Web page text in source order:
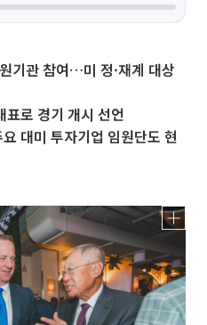
기관 참여…미 정·재계 대상
로 경기 개시 선언
요 대미 투자기업 임원단도 현